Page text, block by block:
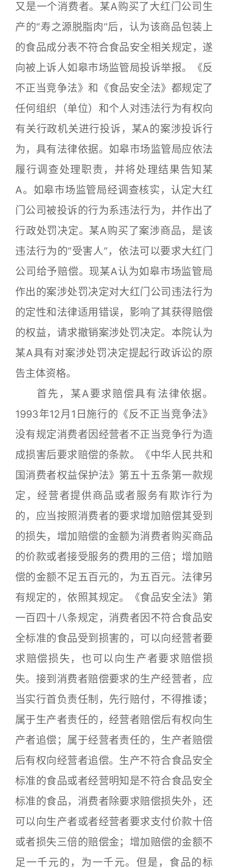
又是一个消费者。某A购买了大红门公司生
产的“寿之源脱脂肉”后，认为该商品包装上
的食品成分表不符合食品安全相关规定，遂
向被上诉人如皋市场监管局投诉举报。《反
不正当竞争法》和《食品安全法》都规定了
任何组织（单位）和个人对违法行为有权向
有关行政机关进行投诉，某A的案涉投诉行
为，具有法律依据。如皋市场监管局应依法
履行调查处理职责，并将处理结果告知某
A。如皋市场监管局经调查核实，认定大红
门公司被投诉的行为系违法行为，并作出了
行政处罚决定。某A购买了案涉商品，是该
违法行为的“受害人”，依法可以要求大红门
公司给予赔偿。现某A认为如皋市场监管局
作出的案涉处罚决定对大红门公司违法行为
的定性和法律适用错误，影响了其获得赔偿
的权益，请求撤销案涉处罚决定。本院认为
某A具有对案涉处罚决定提起行政诉讼的原
告主体资格。
首先，某A要求赔偿具有法律依据。
1993年12月1日施行的《反不正当竞争法》
没有规定消费者因经营者不正当竞争行为造
成损害后要求赔偿的条款。《中华人民共和
国消费者权益保护法》第五十五条第一款规
定，经营者提供商品或者服务有欺诈行为
的，应当按照消费者的要求增加赔偿其受到
的损失，增加赔偿的金额为消费者购买商品
的价款或者接受服务的费用的三倍；增加赔
偿的金额不足五百元的，为五百元。法律另
有规定的，依照其规定。《食品安全法》第
一百四十八条规定，消费者因不符合食品安
全标准的食品受到损害的，可以向经营者要
求赔偿损失，也可以向生产者要求赔偿损
失。接到消费者赔偿要求的生产经营者，应
当实行首负责任制，先行赔付，不得推诿；
属于生产者责任的，经营者赔偿后有权向生
产者追偿；属于经营者责任的，生产者赔偿
后有权向经营者追偿。生产不符合食品安全
标准的食品或者经营明知是不符合食品安全
标准的食品，消费者除要求赔偿损失外，还
可以向生产者或者经营者要求支付价款十倍
或者损失三倍的赔偿金；增加赔偿的金额不
足一千元的，为一千元。但是，食品的标